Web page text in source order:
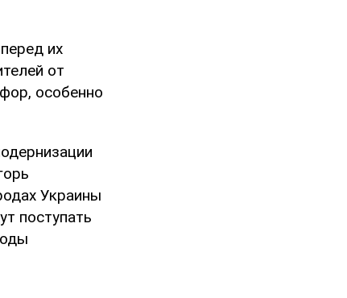
их
от
особенно
Украины
поступать